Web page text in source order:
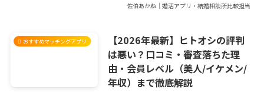
佐伯あかね｜婚活アプリ・結婚相談所比較担当
おすすめマッチングアプリ
【2026年最新】ヒトオシの評判
は悪い？口コミ・審査落ちた理
由・会員レベル（美人/イケメン/
年収）まで徹底解説